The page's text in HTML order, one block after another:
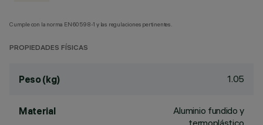
Cumple con la norma EN60598-1 y las regulaciones pertinentes.
PROPIEDADES FÍSICAS
Peso (kg) 1.05
Material
Aluminio fundido y
termoplástico